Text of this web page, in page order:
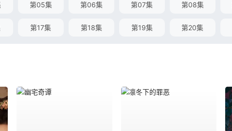
第05集 第06集 第07集 第08集
第17集 第18集 第19集 第20集